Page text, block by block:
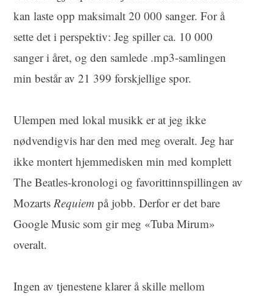
kan laste opp maksimalt 20 000 sanger. For å
sette det i perspektiv: Jeg spiller ca. 10 000
sanger i året, og den samlede .mp3-samlingen
min består av 21 399 forskjellige spor.
Ulempen med lokal musikk er at jeg ikke
nødvendigvis har den med meg overalt. Jeg har
ikke montert hjemmedisken min med komplett
The Beatles-kronologi og favorittinnspillingen av
MozartsRequiem på jobb. Derfor er det bare
Google Music som gir meg «Tuba Mirum»
overalt.
Ingen av tjenestene klarer å skille mellom